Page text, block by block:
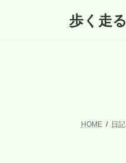
歩く走
HOME 日記